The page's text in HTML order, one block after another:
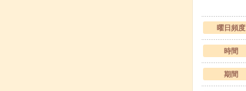
曜日頻度
時間
期間